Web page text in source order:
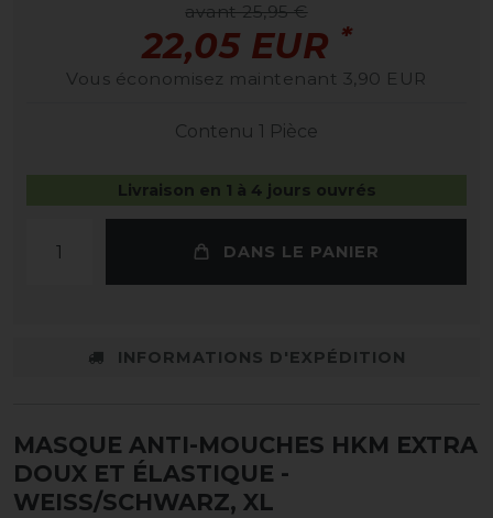
avant 25,95 €
22,05 EUR *
Vous économisez maintenant 3,90 EUR
Contenu 1 Pièce
Livraison en 1 à 4 jours ouvrés
DANS LE PANIER
INFORMATIONS D'EXPÉDITION
MASQUE ANTI-MOUCHES HKM EXTRA
DOUX ET ÉLASTIQUE -
WEISS/SCHWARZ, XL